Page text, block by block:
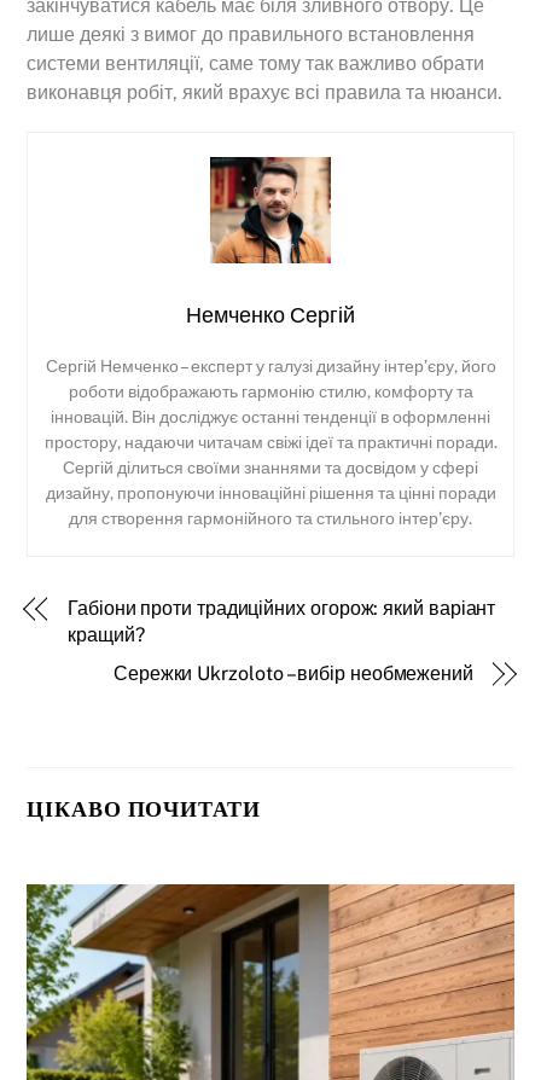
закінчуватися кабель має біля зливного отвору. Це
лише деякі з вимог до правильного встановлення
системи вентиляції, саме тому так важливо обрати
виконавця робіт, який врахує всі правила та нюанси.
Немченко Сергій
Сергій Немченко – експерт у галузі дизайну інтер’єру, його
роботи відображають гармонію стилю, комфорту та
інновацій. Він досліджує останні тенденції в оформленні
простору, надаючи читачам свіжі ідеї та практичні поради.
Сергій ділиться своїми знаннями та досвідом у сфері
дизайну, пропонуючи інноваційні рішення та цінні поради
для створення гармонійного та стильного інтер’єру.
Габіони проти традиційних огорож: який варіант
кращий?
Сережки Ukrzoloto – вибір необмежений
ЦІКАВО ПОЧИТАТИ